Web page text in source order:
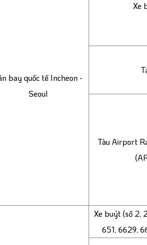
bay quốc tế Incheon -
Seoul
Xe
Tàu Airport
Xe buýt (số 2,
651, 6629,